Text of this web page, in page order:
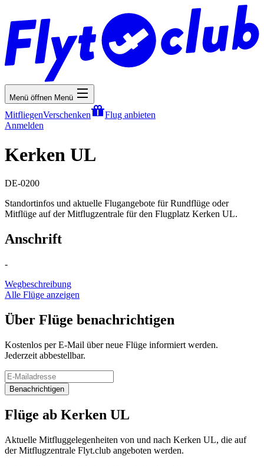
Menü öffnen Menü
MitfliegenVerschenken
Flug anbieten
Anmelden
Kerken UL
DE-0200
Standortinfos und aktuelle Flugangebote für Rundflüge oder
Mitflüge auf der Mitflugzentrale für den Flugplatz Kerken UL.
Anschrift
-
Wegbeschreibung
Alle Flüge anzeigen
Über Flüge benachrichtigen
Kostenlos per E-Mail über neue Flüge informiert werden.
Jederzeit abbestellbar.
Benachrichtigen
Flüge ab Kerken UL
Aktuelle Mitfluggelegenheiten von und nach Kerken UL, die auf
der Mitflugzentrale Flyt.club angeboten werden.